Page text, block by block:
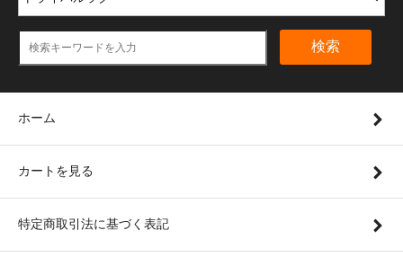
検索
ホーム
カートを見る
特定商取引法に基づく表記